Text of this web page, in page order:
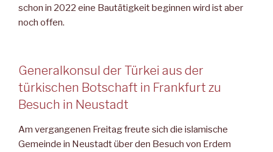
schon in 2022 eine Bautätigkeit beginnen wird ist aber
noch offen.
Generalkonsul der Türkei aus der
türkischen Botschaft in Frankfurt zu
Besuch in Neustadt
Am vergangenen Freitag freute sich die islamische
Gemeinde in Neustadt über den Besuch von Erdem